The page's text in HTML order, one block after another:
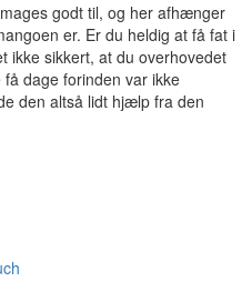
godt til, og her afhænger
er. Er du heldig at få fat i
ikke sikkert, at du overhovedet
dage forinden var ikke
den altså lidt hjælp fra den